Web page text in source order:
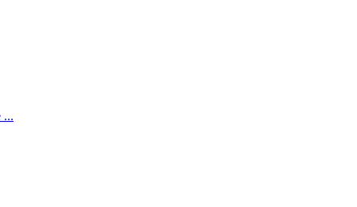
...